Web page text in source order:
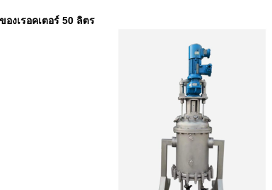
องเรอคเตอร์ 50 ลิตร